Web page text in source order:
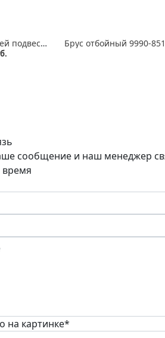
Балансир задней подвески 99858-2918010-01
сообщение и наш менеджер
на картинке*